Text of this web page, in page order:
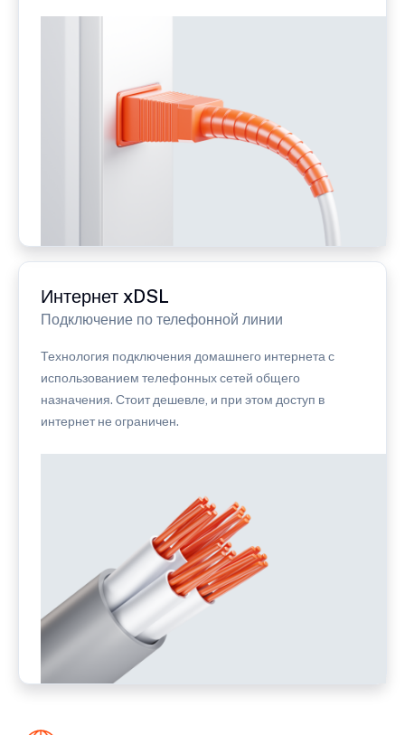
Интернет xDSL
Подключение по телефонной линии
Технология подключения домашнего интернета с
использованием телефонных сетей общего
назначения. Стоит дешевле, и при этом доступ в
интернет не ограничен.